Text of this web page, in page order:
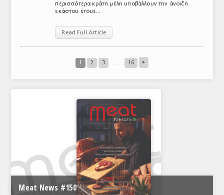
περισσότερα κράτη μέλη υποβάλλουν την άνοιξη
εκάστου έτους...
Read Full Article
1 2 3 … 16 ▸
Meat News #150